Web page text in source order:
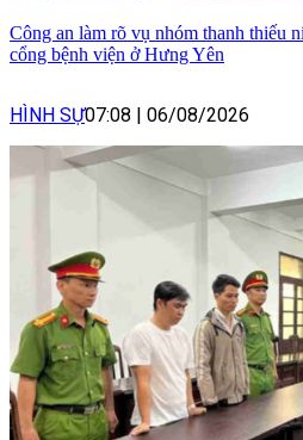
Công an làm rõ vụ nhóm thanh thiếu
cổng bệnh viện ở Hưng Yên
HÌNH SỰ07:08 06/08/2026